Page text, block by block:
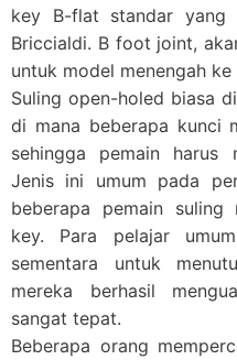
key B-flat standar yang
Briccialdi. B foot joint,
untuk model menengah
Suling open-holed biasa
di mana beberapa kunci
sehingga pemain harus
Jenis ini umum pada
beberapa pemain suling
key. Para pelajar
sementara untuk
mereka berhasil
sangat tepat.
Beberapa orang